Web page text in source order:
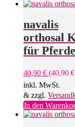
navalis
orthosal
für
40,90 € (40,90 €
inkl. MwSt.
& zzgl.
In den